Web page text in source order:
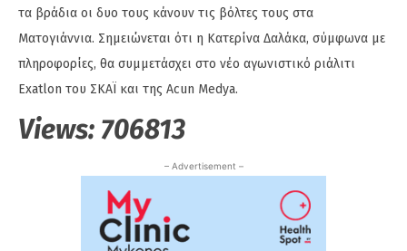
τα βράδια οι δυο τους κάνουν τις βόλτες τους στα
Ματογιάννια. Σημειώνεται ότι η Κατερίνα Δαλάκα, σύμφωνα με
πληροφορίες, θα συμμετάσχει στο νέο αγωνιστικό ριάλιτι
Exatlon του ΣΚΑΪ και της Acun Medya.
Views: 706813
– Advertisement –